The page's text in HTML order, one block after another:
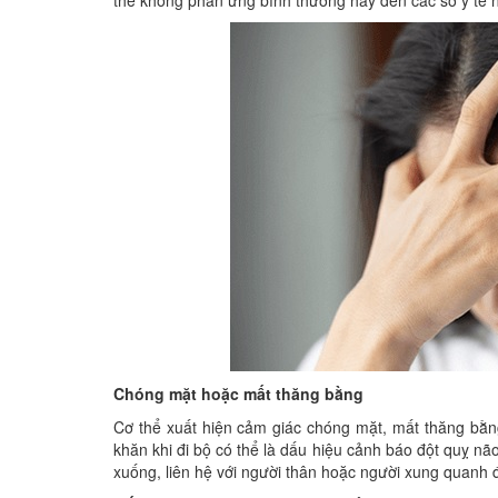
Chóng mặt hoặc mất thăng bằng
Cơ thể xuất hiện cảm giác chóng mặt, mất thăng
khăn khi đi bộ có thể là dấu hiệu cảnh báo đột quỵ
xuống, liên hệ với người thân hoặc người xung